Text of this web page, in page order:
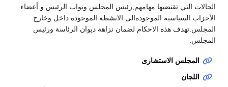
الحالات التي تقتضيها مهامهم,رئيس المجلس ونواب الرئيس و أعضاء
الأحزاب السياسية الموجودةالى الانشطة الموجودة داخل وخارج
المجلس.تهدف هذه الاحكام لضمان نزاهة ديوان الرئاسة ورئيس
المجلس.
المجلس الاستشارى
اللجان